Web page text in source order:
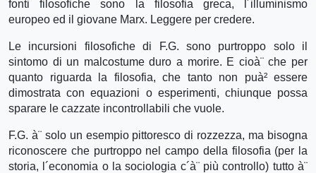
fonti filosofiche sono la filosofia greca, l´illuminismo
europeo ed il giovane Marx. Leggere per credere.
Le incursioni filosofiche di F.G. sono purtroppo solo il
sintomo di un malcostume duro a morire. E cioà¨ che per
quanto riguarda la filosofia, che tanto non puà² essere
dimostrata con equazioni o esperimenti, chiunque possa
sparare le cazzate incontrollabili che vuole.
F.G. à¨ solo un esempio pittoresco di rozzezza, ma bisogna
riconoscere che purtroppo nel campo della filosofia (per la
storia, l´economia o la sociologia c´à¨ più controllo) tutto à¨